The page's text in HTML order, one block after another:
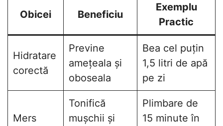
Obicei Beneficiu
Exemplu
Practic
Hidratare
corectă
Previne
amețeala și
oboseala
Bea cel puțin
1,5 litri de apă
pe zi
Mers
Tonifică
mușchii și
Plimbare de
15 minute în